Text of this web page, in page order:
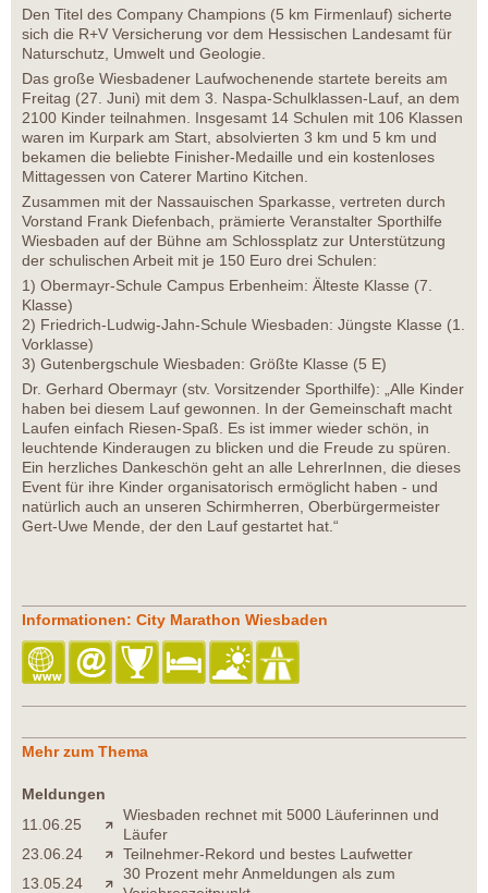
Den Titel des Company Champions (5 km Firmenlauf) sicherte
sich die R+V Versicherung vor dem Hessischen Landesamt für
Naturschutz, Umwelt und Geologie.
Das große Wiesbadener Laufwochenende startete bereits am
Freitag (27. Juni) mit dem 3. Naspa-Schulklassen-Lauf, an dem
2100 Kinder teilnahmen. Insgesamt 14 Schulen mit 106 Klassen
waren im Kurpark am Start, absolvierten 3 km und 5 km und
bekamen die beliebte Finisher-Medaille und ein kostenloses
Mittagessen von Caterer Martino Kitchen.
Zusammen mit der Nassauischen Sparkasse, vertreten durch
Vorstand Frank Diefenbach, prämierte Veranstalter Sporthilfe
Wiesbaden auf der Bühne am Schlossplatz zur Unterstützung
der schulischen Arbeit mit je 150 Euro drei Schulen:
1) Obermayr-Schule Campus Erbenheim: Älteste Klasse (7.
Klasse)
2) Friedrich-Ludwig-Jahn-Schule Wiesbaden: Jüngste Klasse (1.
Vorklasse)
3) Gutenbergschule Wiesbaden: Größte Klasse (5 E)
Dr. Gerhard Obermayr (stv. Vorsitzender Sporthilfe): „Alle Kinder
haben bei diesem Lauf gewonnen. In der Gemeinschaft macht
Laufen einfach Riesen-Spaß. Es ist immer wieder schön, in
leuchtende Kinderaugen zu blicken und die Freude zu spüren.
Ein herzliches Dankeschön geht an alle LehrerInnen, die dieses
Event für ihre Kinder organisatorisch ermöglicht haben - und
natürlich auch an unseren Schirmherren, Oberbürgermeister
Gert-Uwe Mende, der den Lauf gestartet hat.“
Informationen: City Marathon Wiesbaden
Mehr zum Thema
Meldungen
11.06.25
Wiesbaden rechnet mit 5000 Läuferinnen und
Läufer
23.06.24
Teilnehmer-Rekord und bestes Laufwetter
13.05.24
30 Prozent mehr Anmeldungen als zum